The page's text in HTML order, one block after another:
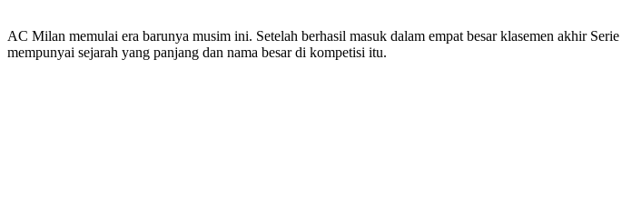
AC Milan memulai era barunya musim ini. Setelah berhasil masuk dalam empat besar klasemen akhir
mempunyai sejarah yang panjang dan nama besar di kompetisi itu.